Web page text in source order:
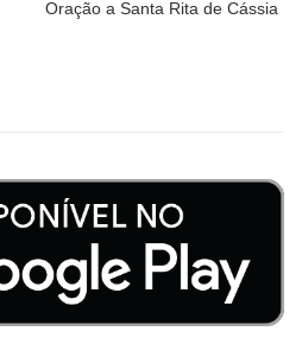
Oração a Santa Rita de Cássia